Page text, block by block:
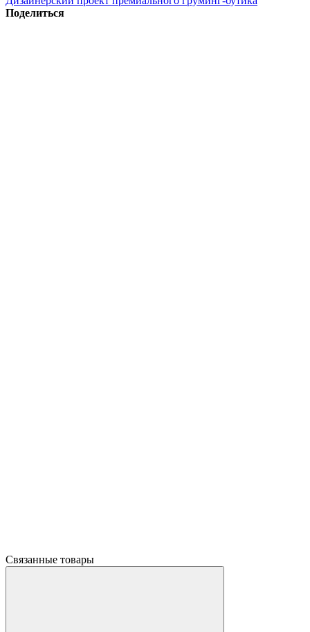
Поделиться
Связанные товары